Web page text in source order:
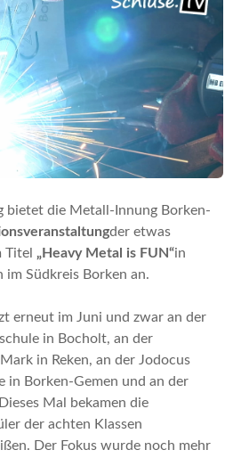
bietet die Metall-Innung Borken-
der etwas
Titel „Heavy Metal is FUN“in
im Südkreis Borken an.
erneut im Juni und zwar an der
in Bocholt, an der
in Reken, an der Jodocus
in Borken-Gemen und an der
Mal bekamen die
der achten Klassen
Der Fokus wurde noch mehr